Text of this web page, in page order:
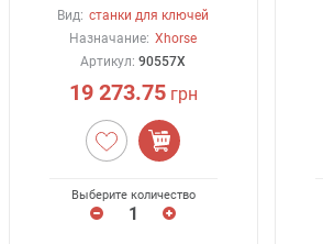
Вид: станки для ключей
Назначание: Xhorse
Артикул:90557X
19 273.75грн
Выберите количество